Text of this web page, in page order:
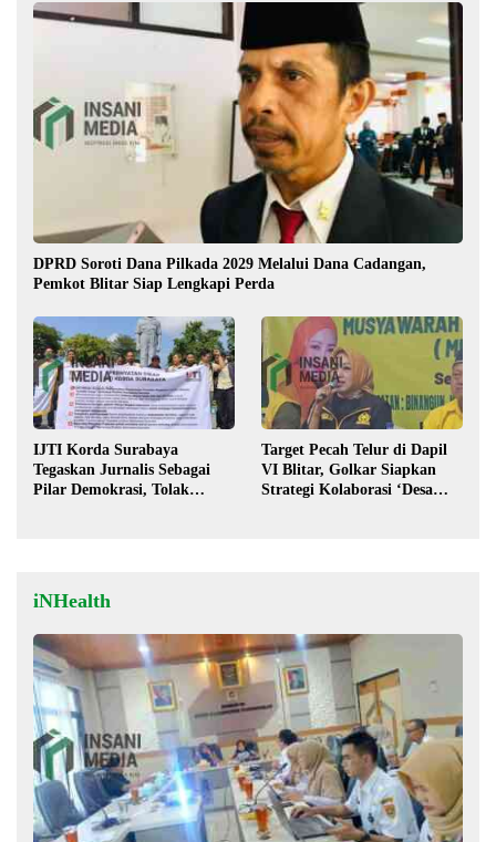
DPRD Soroti Dana Pilkada 2029 Melalui Dana Cadangan,
Pemkot Blitar Siap Lengkapi Perda
IJTI Korda Surabaya
Tegaskan Jurnalis Sebagai
Pilar Demokrasi, Tolak
Target Pecah Telur di Dapil
VI Blitar, Golkar Siapkan
Strategi Kolaborasi ‘Desa
iNHealth